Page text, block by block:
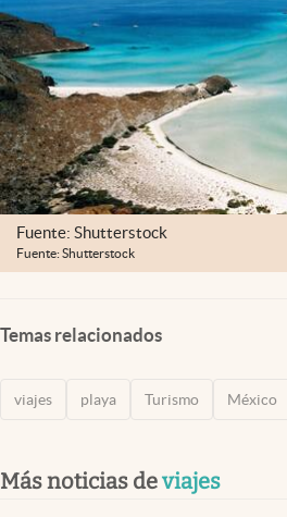
Mediakit
abre en nueva pestaña
México
Fuente: Shutterstock
Fuente: Shutterstock
Temas relacionados
viajes playa Turismo México
Más noticias deviajes